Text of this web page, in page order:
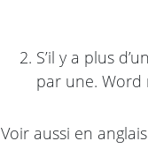
S’il y a plus
par une.
Voir aussi en